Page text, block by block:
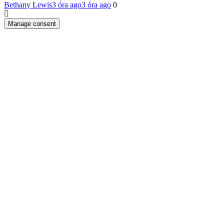
Bethany Lewis3 óra ago3 óra ago 0
Manage consent